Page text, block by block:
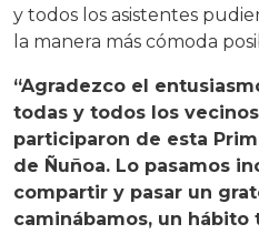
y todos los asistentes
la manera más cómoda
“Agradezco el
todas y todos los
participaron de esta
de Ñuñoa. Lo pasamos
compartir y pasar un
caminábamos, un hábito